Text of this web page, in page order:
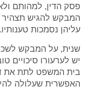
פסק הדין, למהותם
המבקש להגיש תצהיר
עליהן נסמכות טענותיו.
שנית, על המבקש
יש לערעורו סיכויים
בית המשפט לתת את
האפשרית שעלולה